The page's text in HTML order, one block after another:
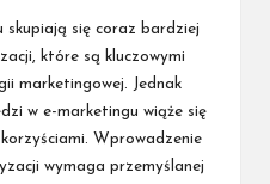
skupiają się coraz bardziej
które są kluczowymi
marketingowej. Jednak
w e-marketingu wiąże się
Wprowadzenie
wymaga przemyślanej